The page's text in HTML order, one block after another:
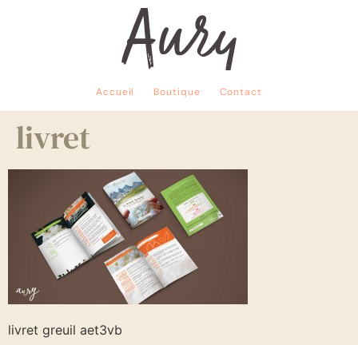
Accueil Boutique Contact
livret
livret greuil aet3vb